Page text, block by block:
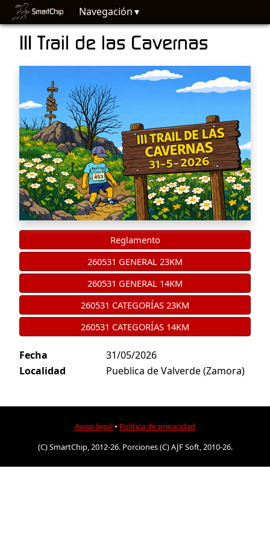
Navegación
III Trail de las Cavernas
Reglamento
260531 GENERAL 23KM
260531 GENERAL 14KM
260531 CATEGORÍAS 23KM
260531 CATEGORÍAS 14KM
Fecha
31/05/2026
Localidad
Pueblica de Valverde (Zamora)
Aviso legal • Política de privacidad
(C) SmartChip, 2012-26. Porciones (C) AJF Soft, 2010-26.